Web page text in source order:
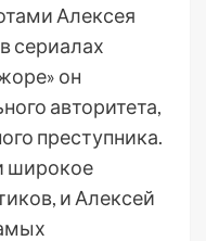
Алексея
сериалах
он
авторитета,
преступника.
широкое
и Алексей